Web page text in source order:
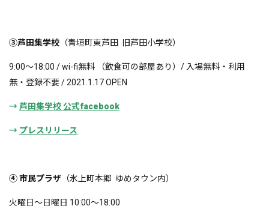
③芦田集学校 （青垣町東芦田 旧芦田小学校）
9:00〜18:00 / wi-fi無料 （飲食可の部屋あり）/ 入場無料・利用
無・登録不要 / 2021.1.17 OPEN
→芦田集学校 公式facebook
→ プレスリリース
④ 市民プラザ （氷上町本郷 ゆめタウン内）
火曜日〜日曜日 10:00〜18:00